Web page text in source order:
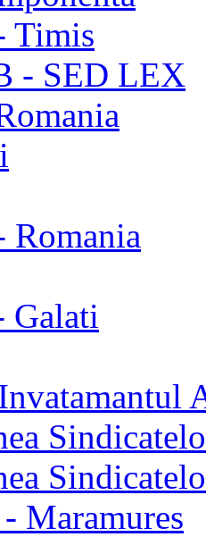
Timis
- SED LEX
Romania
Galati
Maramures